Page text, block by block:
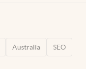
Australia SEO